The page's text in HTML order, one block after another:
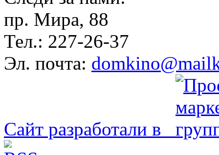
пр. Мира, 88
Тел.: 227-26-37
Эл. почта:
Сайт разработали в